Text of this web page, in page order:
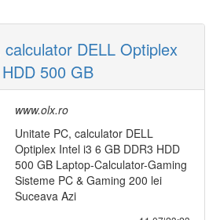
DELL Optiplex
500 GB
www.olx.ro
Unitate PC, calculator DELL
Optiplex Intel i3 6 GB DDR3 HDD
500 GB Laptop-Calculator-Gaming
Sisteme PC & Gaming 200 lei
Suceava Azi